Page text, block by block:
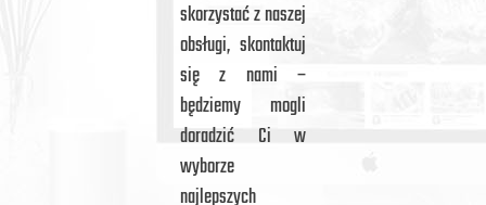
skorzystać z naszej
obsługi, skontaktuj
się z nami –
będziemy mogli
doradzić Ci w
wyborze
najlepszych